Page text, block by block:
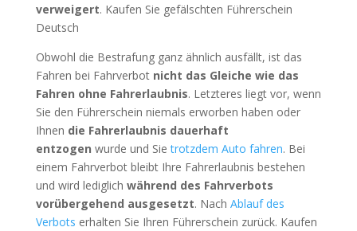
verweigert. Kaufen Sie gefälschten Führerschein
Deutsch
Obwohl die Bestrafung ganz ähnlich ausfällt, ist das
Fahren bei Fahrverbot nicht das Gleiche wie das
Fahren ohne Fahrerlaubnis. Letzteres liegt vor, wenn
Sie den Führerschein niemals erworben haben oder
Ihnen die Fahrerlaubnis dauerhaft
entzogen wurde und Sietrotzdem Auto fahren. Bei
einem Fahrverbot bleibt Ihre Fahrerlaubnis bestehen
und wird lediglich während des Fahrverbots
vorübergehend ausgesetzt. Nach Ablauf des
Verbots erhalten Sie Ihren Führerschein zurück. Kaufen